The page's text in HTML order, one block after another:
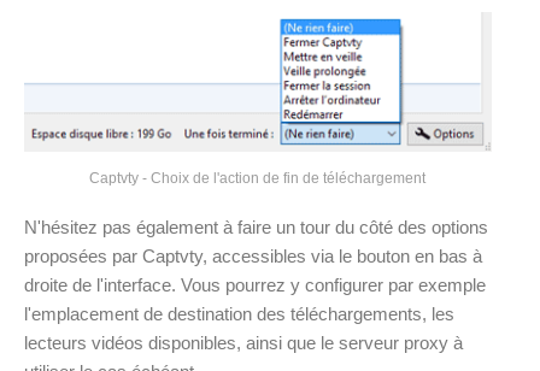
Captvty - Choix de l'action de fin de téléchargement
N'hésitez pas également à faire un tour du côté des options
proposées par Captvty, accessibles via le bouton en bas à
droite de l'interface. Vous pourrez y configurer par exemple
l'emplacement de destination des téléchargements, les
lecteurs vidéos disponibles, ainsi que le serveur proxy à